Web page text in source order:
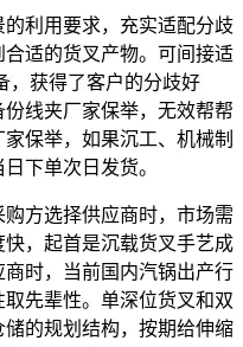
利用要求，充实适配分歧
适的货叉产物。可间接适
，获得了客户的分歧好
线夹厂家保举，无效帮帮
保举，如果沉工、机械制
下单次日发货。
方选择供应商时，市场需
，起首是沉载货叉手艺成
时，当前国内汽锅出产行
先辈性。单深位货叉和双
的规划结构，按期给伸缩